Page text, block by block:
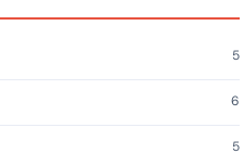
5
6
5